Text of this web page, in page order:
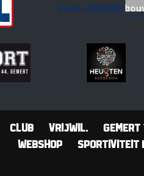
Club Vrijwil. Gemert
Webshop
Sportiviteit